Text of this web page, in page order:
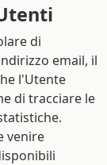
di
email, il
l'Utente
di tracciare le
venire